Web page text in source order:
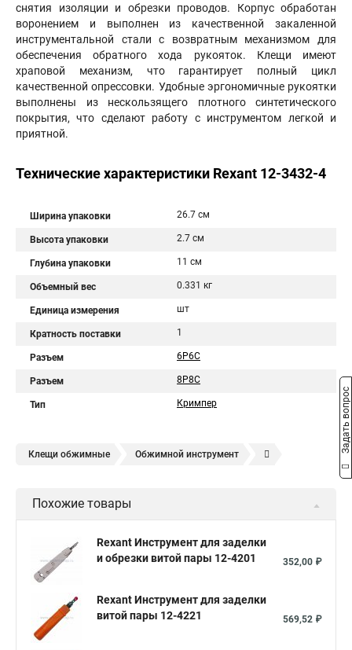
снятия изоляции и обрезки проводов. Корпус обработан
воронением и выполнен из качественной закаленной
инструментальной стали с возвратным механизмом для
обеспечения обратного хода рукояток. Клещи имеют
храповой механизм, что гарантирует полный цикл
качественной опрессовки. Удобные эргономичные рукоятки
выполнены из нескользящего плотного синтетического
покрытия, что сделают работу с инструментом легкой и
приятной.
Технические характеристики Rexant 12-3432-4
Ширина упаковки 26.7 см
Высота упаковки 2.7 см
Глубина упаковки 11 см
Объемный вес 0.331 кг
Единица измерения шт
Кратность поставки 1
Разъем 6P6C
Разъем 8P8C
Тип Кримпер
Клещи обжимные Обжимной инструмент
Обжим для наконечников
Пресс инструмент Rexant Обжимка витой пары Rexant
Обжим проводов
Опрессовка гильз Пресс для наконечников
Клещи для наконечников
Похожие товары
Rexant Инструмент для заделки
и обрезки витой пары 12-4201
352,00 ₽
Rexant Инструмент для заделки
витой пары 12-4221
569,52 ₽
Задать вопрос